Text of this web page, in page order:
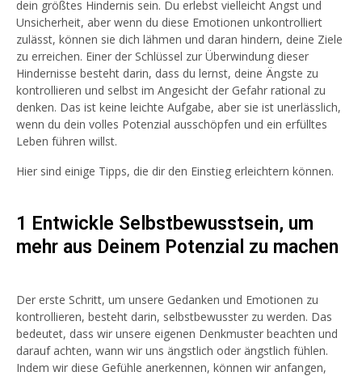
dein größtes Hindernis sein. Du erlebst vielleicht Angst und
Unsicherheit, aber wenn du diese Emotionen unkontrolliert
zulässt, können sie dich lähmen und daran hindern, deine Ziele
zu erreichen. Einer der Schlüssel zur Überwindung dieser
Hindernisse besteht darin, dass du lernst, deine Ängste zu
kontrollieren und selbst im Angesicht der Gefahr rational zu
denken. Das ist keine leichte Aufgabe, aber sie ist unerlässlich,
wenn du dein volles Potenzial ausschöpfen und ein erfülltes
Leben führen willst.
Hier sind einige Tipps, die dir den Einstieg erleichtern können.
1 Entwickle Selbstbewusstsein, um
mehr aus Deinem Potenzial zu machen
Der erste Schritt, um unsere Gedanken und Emotionen zu
kontrollieren, besteht darin, selbstbewusster zu werden. Das
bedeutet, dass wir unsere eigenen Denkmuster beachten und
darauf achten, wann wir uns ängstlich oder ängstlich fühlen.
Indem wir diese Gefühle anerkennen, können wir anfangen,